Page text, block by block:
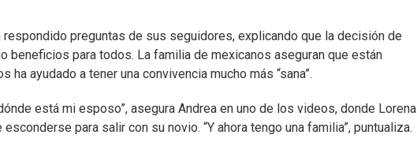
respondido preguntas de sus seguidores, explicando que la decisión de
beneficios para todos. La familia de mexicanos aseguran que están
ayudado a tener una convivencia mucho más “sana”.
está mi esposo”, asegura Andrea en uno de los videos, donde Lorena
para salir con su novio. “Y ahora tengo una familia”, puntualiza.